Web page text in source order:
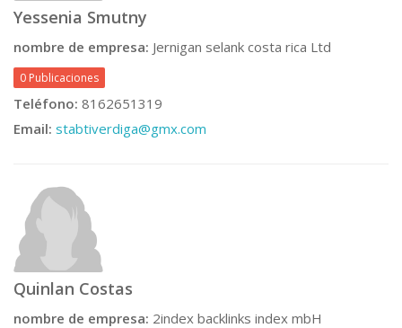
Yessenia Smutny
nombre de empresa: Jernigan selank costa rica Ltd
0 Publicaciones
Teléfono: 8162651319
Email: stabtiverdiga@gmx.com
Quinlan Costas
nombre de empresa: 2index backlinks index mbH